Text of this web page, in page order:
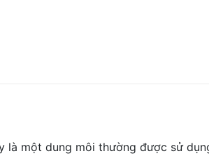
là một dung môi thường được sử